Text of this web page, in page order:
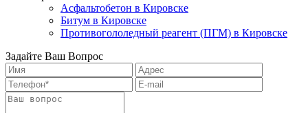
Асфальтобетон в Кировске
Битум в Кировске
Противогололедный реагент (ПГМ) в Кировске
Задайте Ваш Вопрос